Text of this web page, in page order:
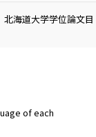
北海道大学学位論文目
of each